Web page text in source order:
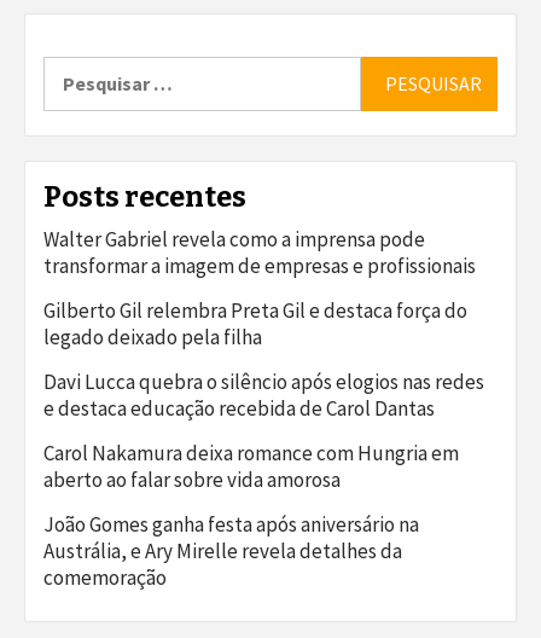
por:
Posts recentes
Walter Gabriel revela como a imprensa pode
transformar a imagem de empresas e profissionais
Gilberto Gil relembra Preta Gil e destaca força do
legado deixado pela filha
Davi Lucca quebra o silêncio após elogios nas redes
e destaca educação recebida de Carol Dantas
Carol Nakamura deixa romance com Hungria em
aberto ao falar sobre vida amorosa
João Gomes ganha festa após aniversário na
Austrália, e Ary Mirelle revela detalhes da
comemoração